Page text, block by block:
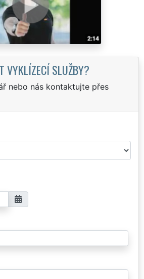
VYKLÍZECÍ SLUŽBY?
nebo nás kontaktujte přes